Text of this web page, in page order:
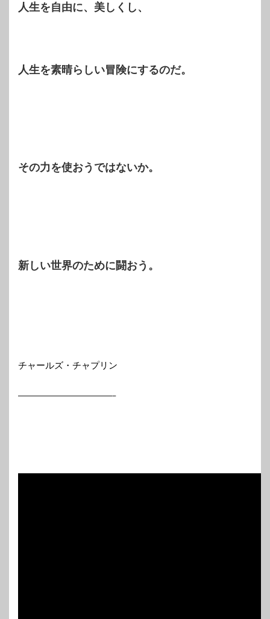
人生を自由に、美しくし、
人生を素晴らしい冒険にするのだ。
その力を使おうではないか。
新しい世界のために闘おう。
チャールズ・チャプリン
—————————————–